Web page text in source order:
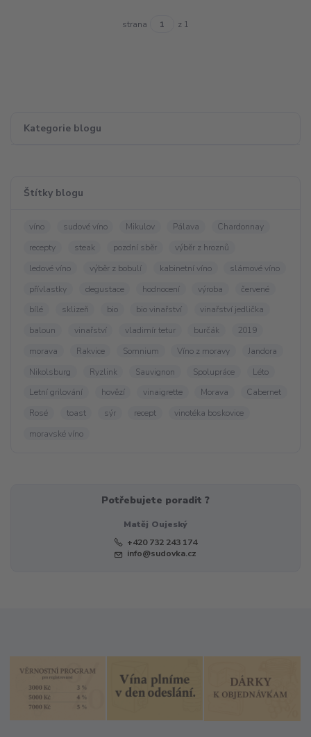
Kategorie blogu
Štítky blogu
víno sudové víno Mikulov Pálava
Chardonnay
recepty
steak pozdní sběr
výběr z hroznů
ledové víno
výběr z bobulí kabinetní víno
slámové víno
přívlastky
degustace hodnocení výroba
červené
bílé
sklizeň bio bio vinařství
vinařství jedlička
baloun
vinařství vladimír tetur burčák
2019
morava
Rakvice Somnium Víno z moravy
Jandora
Nikolsburg
Ryzlink Sauvignon Spolupráce
Léto
Letní grilování
hovězí vinaigrette Morava
Cabernet
Rosé
toast sýr recept
vinotéka boskovice
moravské víno
Potřebujete poradit ?
Matěj Oujeský
+420 732 243 174
info@sudovka.cz
strana z 1